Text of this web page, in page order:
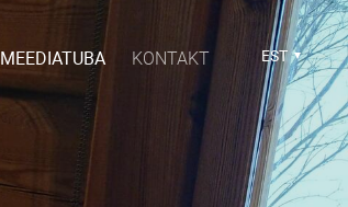
MEEDIATUBA KONTAKT EST